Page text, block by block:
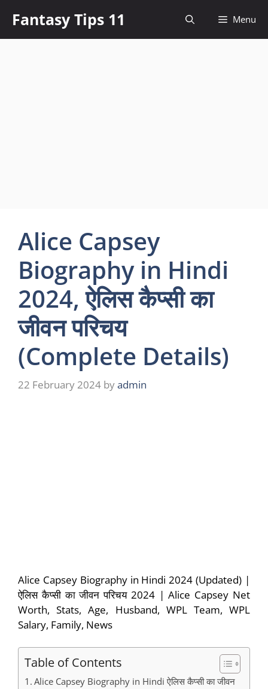
content
Fantasy Tips 11 Menu
Alice Capsey
Biography in Hindi
2024, ऐलिस कैप्सी का
जीवन परिचय
(Complete Details)
22 February 2024 byadmin
Alice Capsey Biography in Hindi 2024 (Updated) |
ऐलिस कैप्सी का जीवन परिचय 2024 | Alice Capsey Net
Worth, Stats, Age, Husband, WPL Team, WPL
Salary, Family, News
Table of Contents
Alice Capsey Biography in Hindi ऐलिस कैप्सी का जीवन